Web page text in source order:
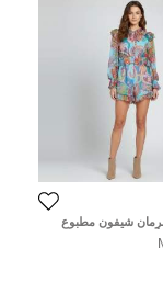
شيفون مطبوع
أزرق بكشكش مقاس